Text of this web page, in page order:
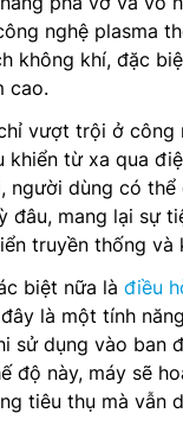
nghệ plasma
không khí, đặc
cao.
vượt trội ở công
khiển từ xa qua
người dùng có
đâu, mang lại sự
truyền thống
biệt nữa là điều
là một tính
sử dụng vào ban
độ này, máy sẽ
tiêu thụ mà vẫn